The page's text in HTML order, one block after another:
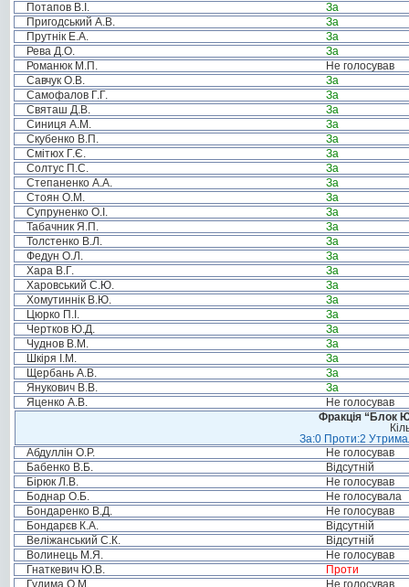
Потапов В.І.
За
Пригодський А.В.
За
Прутнік Е.А.
За
Рева Д.О.
За
Романюк М.П.
Не голосував
Савчук О.В.
За
Самофалов Г.Г.
За
Святаш Д.В.
За
Синиця А.М.
За
Скубенко В.П.
За
Смітюх Г.Є.
За
Солтус П.С.
За
Степаненко А.А.
За
Стоян О.М.
За
Супруненко О.І.
За
Табачник Я.П.
За
Толстенко В.Л.
За
Федун О.Л.
За
Хара В.Г.
За
Харовський С.Ю.
За
Хомутиннік В.Ю.
За
Цюрко П.І.
За
Чертков Ю.Д.
За
Чуднов В.М.
За
Шкіря І.М.
За
Щербань А.В.
За
Янукович В.В.
За
Яценко А.В.
Не голосував
Фракція “Блок
За:0 Проти:2
Абдуллін О.Р.
Не голосував
Бабенко В.Б.
Відсутній
Бірюк Л.В.
Не голосував
Боднар О.Б.
Не голосувала
Бондаренко В.Д.
Не голосував
Бондарєв К.А.
Відсутній
Веліжанський С.К.
Відсутній
Волинець М.Я.
Не голосував
Гнаткевич Ю.В.
Проти
Гудима О.М.
Не голосував